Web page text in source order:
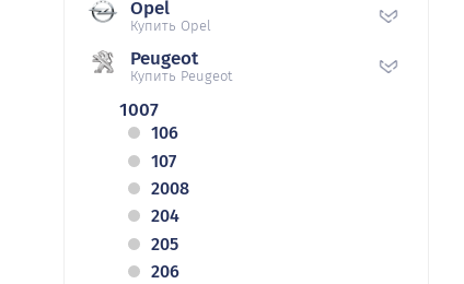
Opel
Купить Opel
Peugeot
Купить Peugeot
1007
106
107
2008
204
205
206